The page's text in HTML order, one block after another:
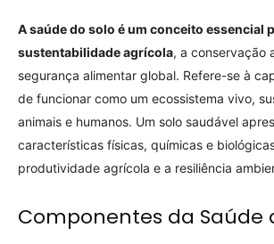
A saúde do solo é um conceito essencial
sustentabilidade agrícola, a conservação
segurança alimentar global. Refere-se à
de funcionar como um ecossistema vivo,
animais e humanos. Um solo saudável
características físicas, químicas e
produtividade agrícola e a resiliência
Componentes da Saúde